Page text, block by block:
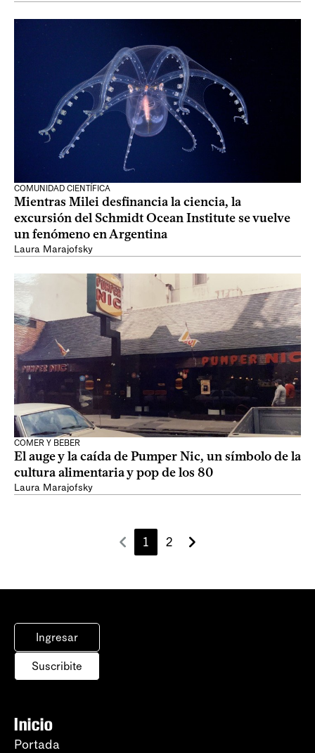
COMUNIDAD CIENTÍFICA
Mientras Milei desfinancia la ciencia, la
excursión del Schmidt Ocean Institute se vuelve
un fenómeno en Argentina
Laura Marajofsky
COMER Y BEBER
El auge y la caída de Pumper Nic, un símbolo de la
cultura alimentaria y pop de los 80
Laura Marajofsky
1 2
Ingresar
Suscribite
Inicio
Portada